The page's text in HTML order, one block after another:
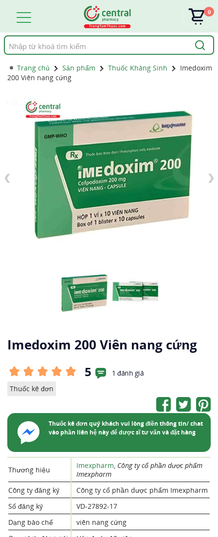
Tìm
kiếm
0
Trang chủ Sản phẩm Thuốc Kháng Sinh
Imedoxim
200 Viên nang cứng
❮ ❯
Imedoxim 200 Viên nang cứng
5
1 đánh giá
Thuốc kê đơn
Thuốc kê đơn quý khách vui lòng điền thông tin/ chat
vào phần liên hệ này để dược sĩ tư vấn và đặt hàng
Thương hiệu Imexpharm, Công ty cổ phần dược phẩm
Imexpharm
Công ty đăng ký
Công ty cổ phần dược phẩm Imexpharm
Số đăng ký
VD-27892-17
Dạng bào chế
viên nang cứng